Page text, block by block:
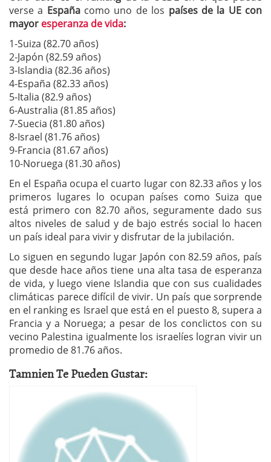
verse a España como uno de los países de la UE con
mayor esperanza de vida:
1-Suiza (82.70 años)
2-Japón (82.59 años)
3-Islandia (82.36 años)
4-España (82.33 años)
5-Italia (82.9 años)
6-Australia (81.85 años)
7-Suecia (81.80 años)
8-Israel (81.76 años)
9-Francia (81.67 años)
10-Noruega (81.30 años)
En el España ocupa el cuarto lugar con 82.33 años y los
primeros lugares lo ocupan países como Suiza que
está primero con 82.70 años, seguramente dado sus
altos niveles de salud y de bajo estrés social lo hacen
un país ideal para vivir y disfrutar de la jubilación.
Lo siguen en segundo lugar Japón con 82.59 años, país
que desde hace años tiene una alta tasa de esperanza
de vida, y luego viene Islandia que con sus cualidades
climáticas parece difícil de vivir. Un país que sorprende
en el ranking es Israel que está en el puesto 8, supera a
Francia y a Noruega; a pesar de los conclictos con su
vecino Palestina igualmente los israelíes logran vivir un
promedio de 81.76 años.
Tamnien Te Pueden Gustar: